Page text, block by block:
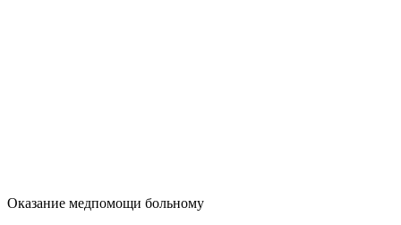
Оказание медпомощи больному